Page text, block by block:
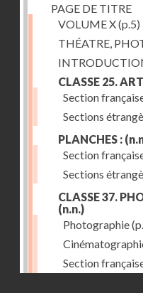
PAGE DE TITRE
VOLUME X(p.5)
THÉATRE,
CLASSE 25.
Section
Sections
PLANCHES :
Section
Sections
CLASSE 37.
(n.n.)
Photographie
Section